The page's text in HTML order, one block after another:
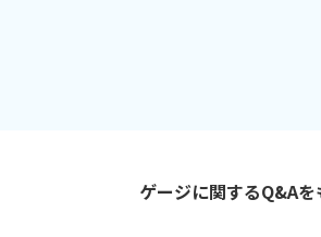
ゲージに関するQ&Aを